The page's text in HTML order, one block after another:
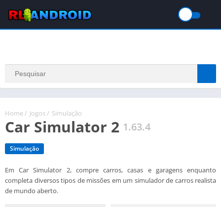
Home / Jogos / Simulação
Car Simulator 2 1.63.4
Simulação
Em Car Simulator 2, compre carros, casas e garagens enquanto
completa diversos tipos de missões em um simulador de carros realista
de mundo aberto.